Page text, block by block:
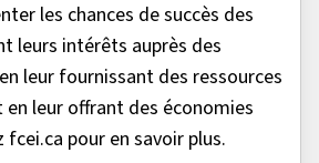
les chances de succès des
leurs intérêts auprès des
leur fournissant des ressources
en leur offrant des économies
fcei.ca pour en savoir plus.